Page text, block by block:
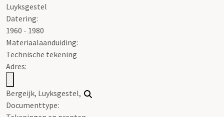
Luyksgestel
Datering:
1960 - 1980
Materiaalaanduiding:
Technische tekening
Adres:
Bergeijk, Luyksgestel,
Documenttype: